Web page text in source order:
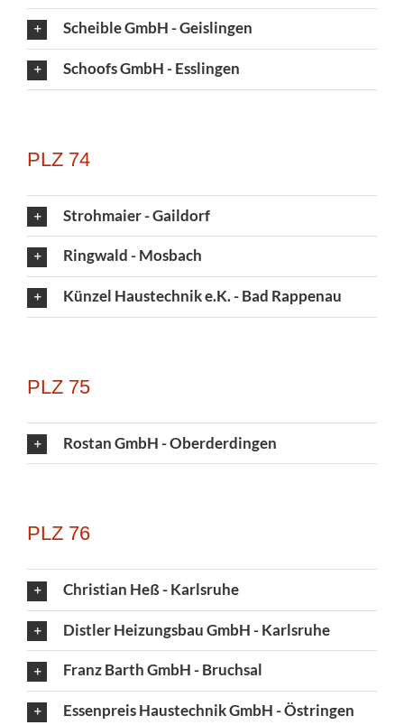
Scheible GmbH - Geislingen
Schoofs GmbH - Esslingen
PLZ 74
Strohmaier - Gaildorf
Ringwald - Mosbach
Künzel Haustechnik e.K. - Bad Rappenau
PLZ 75
Rostan GmbH - Oberderdingen
PLZ 76
Christian Heß - Karlsruhe
Distler Heizungsbau GmbH - Karlsruhe
Franz Barth GmbH - Bruchsal
Essenpreis Haustechnik GmbH - Östringen